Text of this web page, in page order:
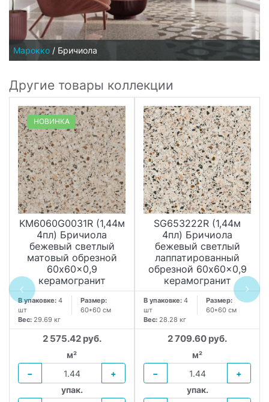
Марокко / Бричиола
Другие товары коллекции
НОВИНКА
KM6060G0031R (1,44м
4пл) Бричиола
бежевый светлый
матовый обрезной
60x60x0,9
керамогранит
В упаковке: 4
шт
Размер:
60*60 см
Вес: 29.69 кг
2 575.42 руб.
м²
−
+
упак.
SG653222R (1,44м
4пл) Бричиола
бежевый светлый
лаппатированный
обрезной 60x60x0,9
керамогранит
В упаковке: 4
шт
Размер:
60*60 см
Вес: 28.28 кг
2 709.60 руб.
м²
−
+
упак.